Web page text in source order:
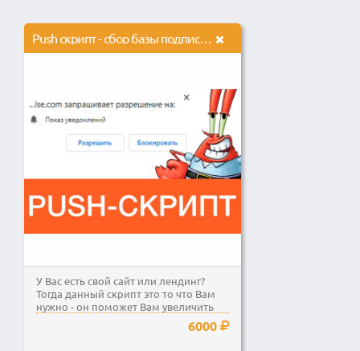
Push скрипт - сбор базы подписчиков и рассылка
У Вас есть свой сайт или лендинг?
Тогда данный скрипт это то что Вам
нужно - он поможет Вам увеличить
6000